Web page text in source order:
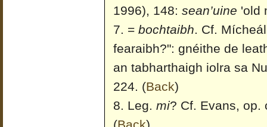
1996), 148: sean’uine 'old
= bochtaibh. Cf.
fearaibh?": gnéithe de
an tabharthaigh iolra sa
224. (Back)
Leg. mi? Cf. Evans, op.